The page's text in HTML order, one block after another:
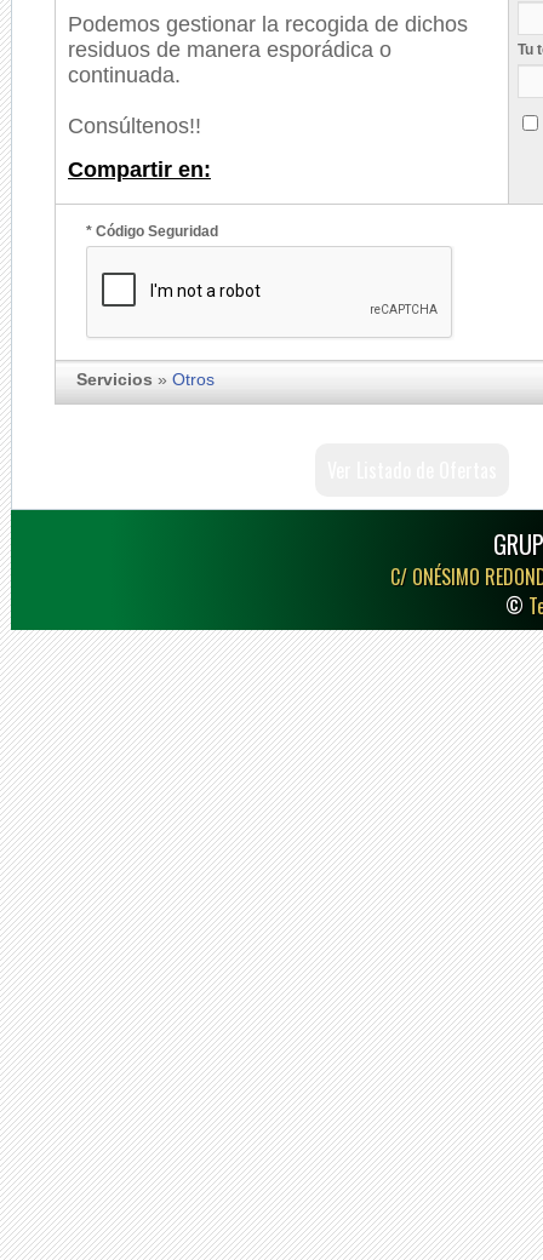
Podemos gestionar la recogida de dichos
residuos de manera esporádica o
continuada.
Consúltenos!!
Compartir en:
Tu
* Código Seguridad
Servicios » Otros
C/ ONÉSIMO
©